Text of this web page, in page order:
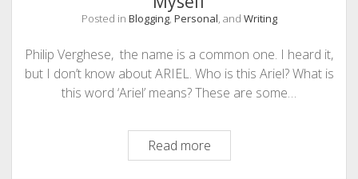
Posted in Blogging, Personal, and Writing
Philip Verghese, the name is a common one. I heard it,
but I don’t know about ARIEL. Who is this Ariel? What is
this word ‘Ariel’ means? These are some…
Read morePhilip
Verghese